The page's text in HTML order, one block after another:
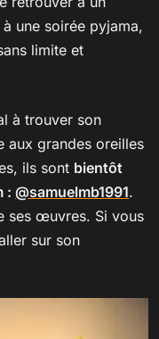
une soirée pyjama,
limite et
à trouver son
aux grandes oreilles
ils sont bientôt
: @samuelmb1991.
ses œuvres. Si vous
sur son